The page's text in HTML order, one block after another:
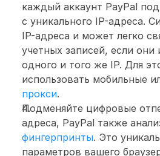
каждый аккаунт PayPal
с уникального IP-адреса.
IP-адреса и может легко
учетных записей, если они
одного и того же IP. Для
прокси.
Подменяйте цифровые
фингерпринты. Это
параметров вашего